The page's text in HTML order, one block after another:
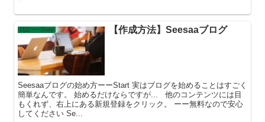
日記ーーDiary 【作成方法】Seesaaブログ
Seesaaブログの始め方ーーStart 実はブログを始めることはすごく
簡単なんです。 始めるだけならですが... 他のコンテンツには目
もくれず、右上にある新規登録をクリック。 ーー無料なので安心
してください Se...